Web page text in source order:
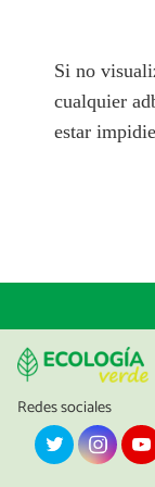
Si no
cualquier
estar
Redes sociales